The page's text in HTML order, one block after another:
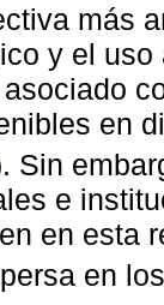
más
y el
en
Sin
e
en esta
en